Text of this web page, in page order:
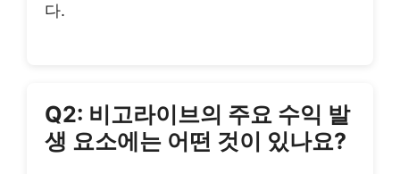
다.
Q2: 비고라이브의 주요 수익 발
생 요소에는 어떤 것이 있나요?